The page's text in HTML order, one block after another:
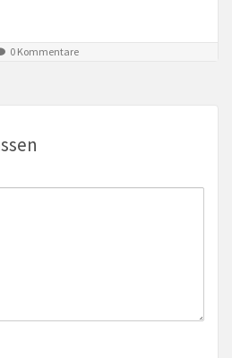
0 Kommentare